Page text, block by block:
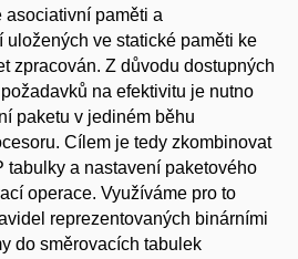
asociativní paměti a
ve statické paměti ke
zpracován. Z důvodu dostupných
na efektivitu je nutno
paketu v jediném běhu
Cílem je tedy zkombinovat
tabulky a nastavení paketového
operace. Využíváme pro to
reprezentovaných binárními
do směrovacích tabulek